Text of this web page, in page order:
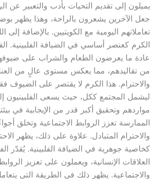
يميلون إلى تقديم التحيات بأدب والتعبير عن
جعل الآخرين يشعرون بالراحة، وهذا يظهر
تعاملاتهم اليومية مع الكويتيين. بالإضافة إلى
الكرم كعنصر أساسي في الضيافة الفلبينية.
عادة ما يعرضون الطعام والشراب على
من تقاليدهم، مما يعكس مستوى عالٍ من
والاحترام. هذا الكرم لا يقتصر على الضيوف
ليشمل المجتمع ككل، حيث يسعى الفلبينيون
مواردهم وتحقيق أكبر قدر من الإيجابية في
الممارسة تعزز الروابط الاجتماعية وتخلق
والاحترام المتبادل. علاوة على ذلك، يظهر
كخاصية جوهرية في الضيافة الفلبينية. يُقدّر
العلاقات الإنسانية، ويعملون على تعزيز الروابط
والاجتماعية. يظهر ذلك في الطريقة التي